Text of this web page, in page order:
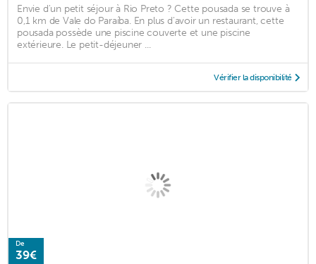
Envie d'un petit séjour à Rio Preto ? Cette pousada se trouve à
0,1 km de Vale do Paraíba. En plus d'avoir un restaurant, cette
pousada possède une piscine couverte et une piscine
extérieure. Le petit-déjeuner ...
Vérifier la disponibilité
De
39€